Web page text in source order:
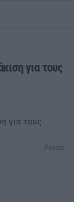
για τους
Pexels